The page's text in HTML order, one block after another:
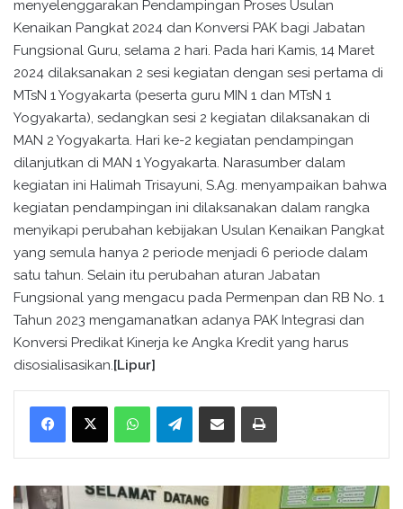
menyelenggarakan Pendampingan Proses Usulan
Kenaikan Pangkat 2024 dan Konversi PAK bagi Jabatan
Fungsional Guru, selama 2 hari. Pada hari Kamis, 14 Maret
2024 dilaksanakan 2 sesi kegiatan dengan sesi pertama di
MTsN 1 Yogyakarta (peserta guru MIN 1 dan MTsN 1
Yogyakarta), sedangkan sesi 2 kegiatan dilaksanakan di
MAN 2 Yogyakarta. Hari ke-2 kegiatan pendampingan
dilanjutkan di MAN 1 Yogyakarta. Narasumber dalam
kegiatan ini Halimah Trisayuni, S.Ag. menyampaikan bahwa
kegiatan pendampingan ini dilaksanakan dalam rangka
menyikapi perubahan kebijakan Usulan Kenaikan Pangkat
yang semula hanya 2 periode menjadi 6 periode dalam
satu tahun. Selain itu perubahan aturan Jabatan
Fungsional yang mengacu pada Permenpan dan RB No. 1
Tahun 2023 mengamanatkan adanya PAK Integrasi dan
Konversi Predikat Kinerja ke Angka Kredit yang harus
disosialisasikan.[Lipur]
WhatsApp Telegram
P